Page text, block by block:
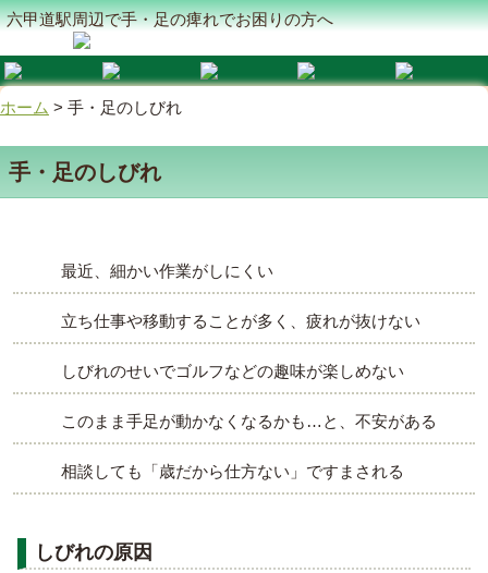
六甲道駅周辺で手・足の痺れでお困りの方へ
ホーム > 手・足のしびれ
手・足のしびれ
最近、細かい作業がしにくい
立ち仕事や移動することが多く、疲れが抜けない
しびれのせいでゴルフなどの趣味が楽しめない
このまま手足が動かなくなるかも…と、不安がある
相談しても「歳だから仕方ない」ですまされる
しびれの原因